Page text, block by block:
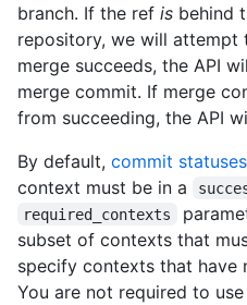
branch. If the ref is behind
repository, we will
merge succeeds, the API
merge commit. If merge
from succeeding, the API
By default, commit statuses
context must be in a
required_contexts
subset of contexts that
specify contexts that have
You are not required to